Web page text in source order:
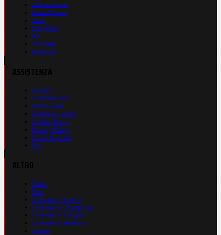
Abbonamenti
Prima Pagina
Store
Pubblicità
Rss
Site Map
Registrati
Contatti
La Redazione
Nota Legale
Gestione Cookie
Cookie Policy
Privacy Policy
Cond. Generali
Faq
Video
Foto
Calendario Serie A
Calendario Champions
Calendario Europa L.
Calendario Premier L.
Casinò